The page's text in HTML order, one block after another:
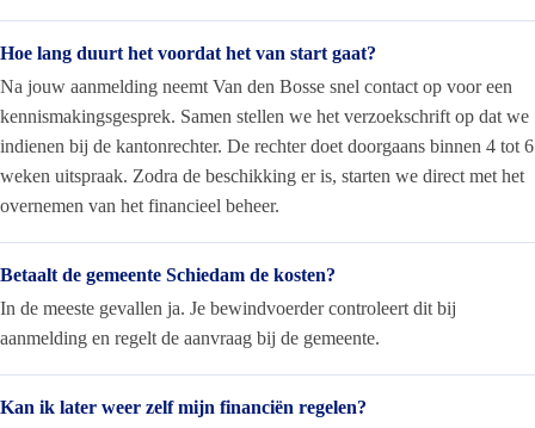
Hoe lang duurt het voordat het van start gaat?
Na jouw aanmelding neemt Van den Bosse snel contact op voor een
kennismakingsgesprek. Samen stellen we het verzoekschrift op dat we
indienen bij de kantonrechter. De rechter doet doorgaans binnen 4 tot 6
weken uitspraak. Zodra de beschikking er is, starten we direct met het
overnemen van het financieel beheer.
Betaalt de gemeente Schiedam de kosten?
In de meeste gevallen ja. Je bewindvoerder controleert dit bij
aanmelding en regelt de aanvraag bij de gemeente.
Kan ik later weer zelf mijn financiën regelen?